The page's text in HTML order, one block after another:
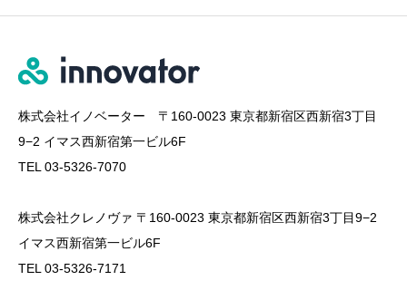
株式会社イノベーター 〒160-0023 東京都新宿区西新宿3丁目
9−2 イマス西新宿第一ビル6F
TEL 03-5326-7070
株式会社クレノヴァ 〒160-0023 東京都新宿区西新宿3丁目9−2
イマス西新宿第一ビル6F
TEL 03-5326-7171